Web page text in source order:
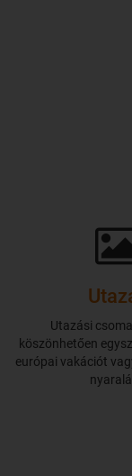
Utazási
köszönhetően
európai vakációt